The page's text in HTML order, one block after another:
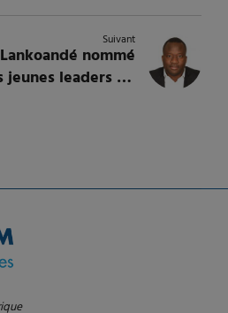
Suivant
nommé
leaders du